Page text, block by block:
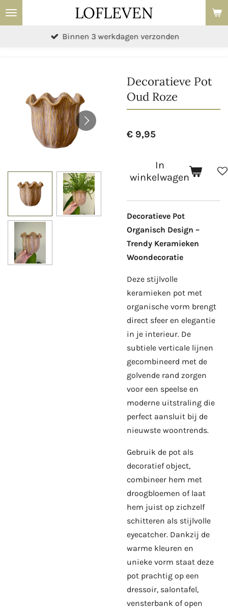
Ga
direct
LOFLEVEN
Binnen 3 werkdagen verzonden
Decoratieve Pot
Oud Roze
€ 9,95
In
winkelwagen
Decoratieve Pot
Organisch Design –
Trendy Keramieken
Woondecoratie
Deze stijlvolle
keramieken pot met
organische vorm brengt
direct sfeer en elegantie
in je interieur. De
subtiele verticale lijnen
gecombineerd met de
golvende rand zorgen
voor een speelse en
moderne uitstraling die
perfect aansluit bij de
nieuwste woontrends.
Gebruik de pot als
decoratief object,
combineer hem met
droogbloemen of laat
hem juist op zichzelf
schitteren als stijlvolle
eyecatcher. Dankzij de
warme kleuren en
unieke vorm staat deze
pot prachtig op een
dressoir, salontafel,
vensterbank of open